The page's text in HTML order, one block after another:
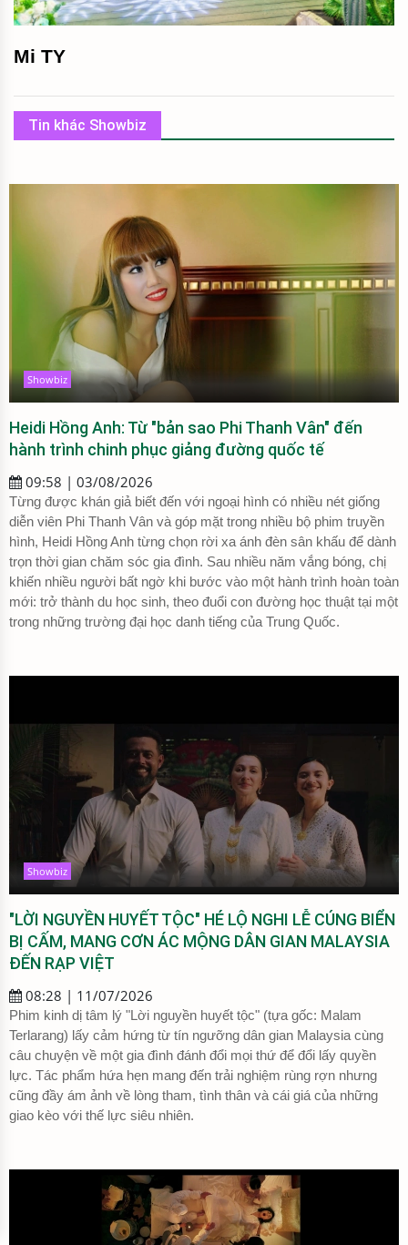
Mi TY
Tin khác Showbiz
Showbiz
Heidi Hồng Anh: Từ "bản sao Phi Thanh Vân" đến
hành trình chinh phục giảng đường quốc tế
09:58 | 03/08/2026
Từng được khán giả biết đến với ngoại hình có nhiều nét giống
diễn viên Phi Thanh Vân và góp mặt trong nhiều bộ phim truyền
hình, Heidi Hồng Anh từng chọn rời xa ánh đèn sân khấu để dành
trọn thời gian chăm sóc gia đình. Sau nhiều năm vắng bóng, chị
khiến nhiều người bất ngờ khi bước vào một hành trình hoàn toàn
mới: trở thành du học sinh, theo đuổi con đường học thuật tại một
trong những trường đại học danh tiếng của Trung Quốc.
Showbiz
"LỜI NGUYỀN HUYẾT TỘC" HÉ LỘ NGHI LỄ CÚNG BIỂN
BỊ CẤM, MANG CƠN ÁC MỘNG DÂN GIAN MALAYSIA
ĐẾN RẠP VIỆT
08:28 | 11/07/2026
Phim kinh dị tâm lý "Lời nguyền huyết tộc" (tựa gốc: Malam
Terlarang) lấy cảm hứng từ tín ngưỡng dân gian Malaysia cùng
câu chuyện về một gia đình đánh đổi mọi thứ để đổi lấy quyền
lực. Tác phẩm hứa hẹn mang đến trải nghiệm rùng rợn nhưng
cũng đầy ám ảnh về lòng tham, tình thân và cái giá của những
giao kèo với thế lực siêu nhiên.